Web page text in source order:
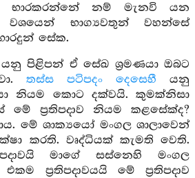
භාරකරන්නේ නම් මැනවි යන
භාග්‍යවතුන් වහන්සේ
සේක.
යනු පිළිපන් ඒ සේඛ ශ්‍රමණයා ඔබට
තස්ස පටිපදං දෙසෙහී යනු
නියම කොට දක්වයි. කුමක්නිසා
මේ ප්‍රතිපදාව නියම කළසේක්ද?
මේ ශාක්‍යයෝ මංගල ශාලාවෙන්
කරති. වෘද්ධියක් කැමති වෙති.
මාගේ සස්නෙහි මංගල
එකම ප්‍රතිපදාවයයි මේ ප්‍රතිපදාව